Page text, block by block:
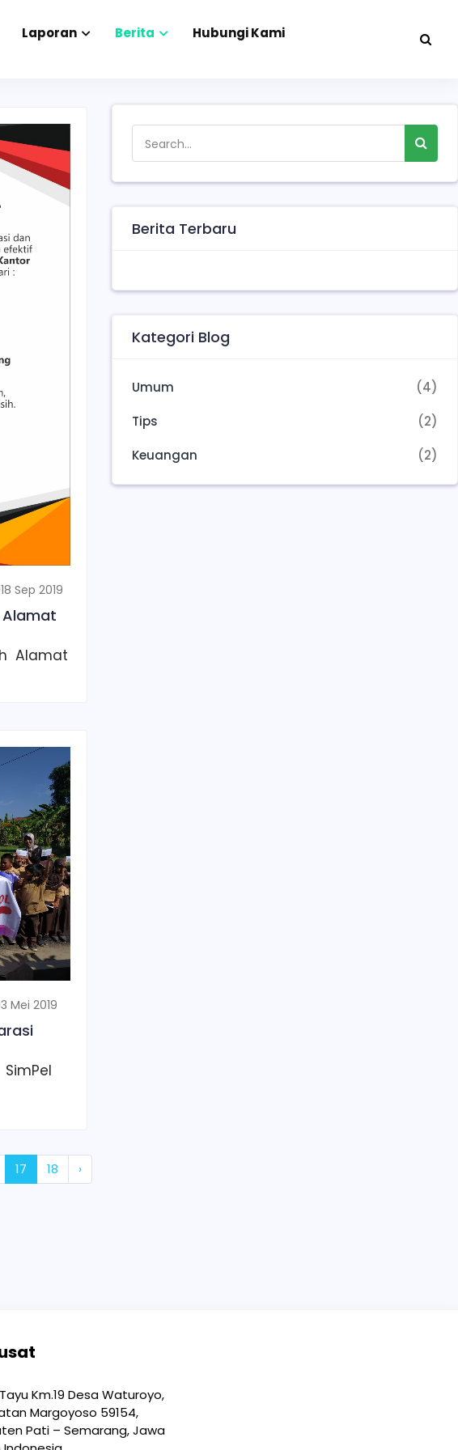
Laporan Berita Hubungi Kami
18 Sep 2019
Alamat
Alamat
3 Mei 2019
17 18 ›
Berita Terbaru
Kategori Blog
Umum
(4)
Tips
(2)
Keuangan
(2)
Km.19 Desa Waturoyo,
Margoyoso 59154,
Pati – Semarang, Jawa